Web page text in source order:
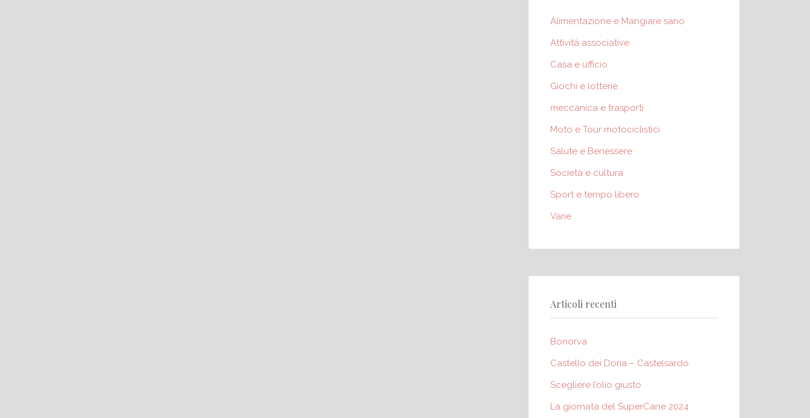
Alimentazione e Mangiare sano
Attività associative
Casa e ufficio
Giochi e lotterie
meccanica e trasporti
Moto e Tour motociclistici
Salute e Benessere
Società e cultura
Sport e tempo libero
Varie
Articoli recenti
Bonorva
Castello dei Doria – Castelsardo
Scegliere l’olio giusto
La giornata del SuperCane 2024